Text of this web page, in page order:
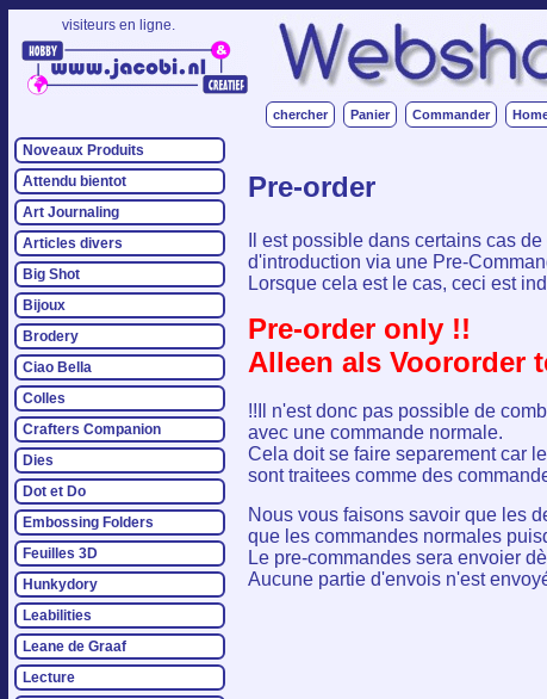
visiteurs en ligne.
chercher Panier Commander
Noveaux Produits
Attendu bientot
Art Journaling
Articles divers
Big Shot
Bijoux
Brodery
Ciao Bella
Colles
Crafters Companion
Dies
Dot et Do
Embossing Folders
Feuilles 3D
Hunkydory
Leabilities
Leane de Graaf
Lecture
Pre-order
Il est possible dans certains cas
d'introduction via une Pre-
Lorsque cela est le cas, ceci est
Pre-order only !!
Alleen als Voororder
!!Il n'est donc pas possible de
avec une commande normale.
Cela doit se faire separement car
sont traitees comme des
Nous vous faisons savoir que les
que les commandes normales
Le pre-commandes sera envoier
Aucune partie d'envois n'est